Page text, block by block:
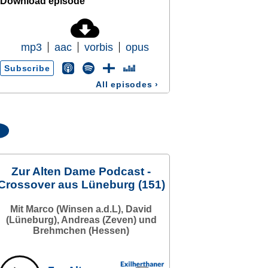
mp3 aac vorbis opus
Subscribe
All episodes ›
Zur Alten Dame Podcast -
aus Lüneburg (151)
Mit Marco (Winsen a.d.L), David
(Lüneburg), Andreas (Zeven) und
Brehmchen (Hessen)